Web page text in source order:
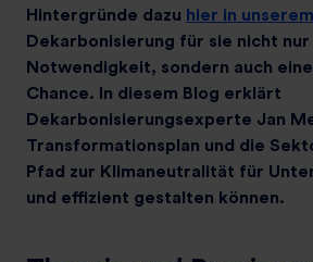
Hintergründe dazu hier in
Dekarbonisierung für sie nicht nur
Notwendigkeit, sondern auch
Chance. In diesem Blog erklärt
Dekarbonisierungsexperte Jan
Transformationsplan und die
Pfad zur Klimaneutralität für
und effizient gestalten können.